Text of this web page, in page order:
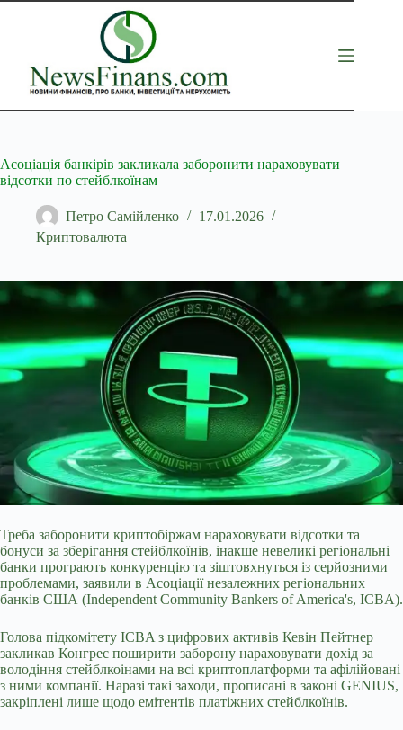
Перейти
Асоціація банкірів закликала заборонити нараховувати
відсотки по стейблкоїнам
Петро Самійленко
17.01.2026
Криптовалюта
Треба заборонити криптобіржам нараховувати відсотки та
бонуси за зберігання стейблкоїнів, інакше невеликі регіональні
банки програють конкуренцію та зіштовхнуться із серйозними
проблемами, заявили в Асоціації незалежних регіональних
банків США (Independent Community Bankers of America's, ICBA).
Голова підкомітету ICBA з цифрових активів Кевін Пейтнер
закликав Конгрес поширити заборону нараховувати дохід за
володіння стейблкоінами на всі криптоплатформи та афілійовані
з ними компанії. Наразі такі заходи, прописані в законі GENIUS,
закріплені лише щодо емітентів платіжних стейблкоїнів.